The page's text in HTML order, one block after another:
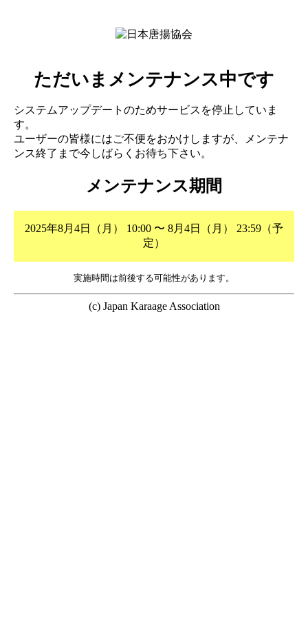
ただいまメンテナンス中です
システムアップデートのためサービスを停止していま
す。
ユーザーの皆様にはご不便をおかけしますが、メンテナ
ンス終了まで今しばらくお待ち下さい。
メンテナンス期間
2025年8月4日（月） 10:00 〜 8月4日（月） 23:59（予
定）
実施時間は前後する可能性があります。
(c) Japan Karaage Association